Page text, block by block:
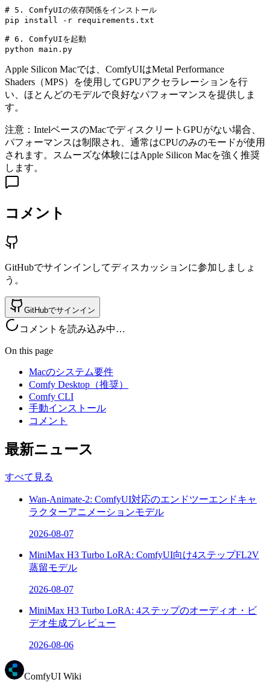
# 5. ComfyUIの依存関係をインストール
pip
install -r requirements.txt
# 6. ComfyUIを起動
python main.py
Apple Silicon Macでは、ComfyUIはMetal Performance
Shaders（MPS）を使用してGPUアクセラレーションを行
い、ほとんどのモデルで良好なパフォーマンスを提供しま
す。
注意：IntelベースのMacでディスクリートGPUがない場合、
パフォーマンスは制限され、通常はCPUのみのモードが使用
されます。スムーズな体験にはApple Silicon Macを強く推奨
します。
コメント
GitHubでサインインしてディスカッションに参加しましょ
う。
GitHubでサインイン
コメントを読み込み中…
On this page
Macのシステム要件
Comfy Desktop（推奨）
Comfy CLI
手動インストール
コメント
最新ニュース
すべて見る
Wan-Animate-2: ComfyUI対応のエンドツーエンドキャ
ラクターアニメーションモデル
2026-08-07
MiniMax H3 Turbo LoRA: ComfyUI向け4ステップFL2V
蒸留モデル
2026-08-07
MiniMax H3 Turbo LoRA: 4ステップのオーディオ・ビ
デオ生成プレビュー
2026-08-06
ComfyUI Wiki